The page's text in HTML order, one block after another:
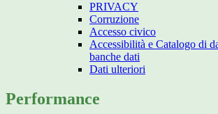
PRIVACY
Corruzione
Accesso civico
Accessibilità e Catalogo di
banche dati
Dati ulteriori
Performance